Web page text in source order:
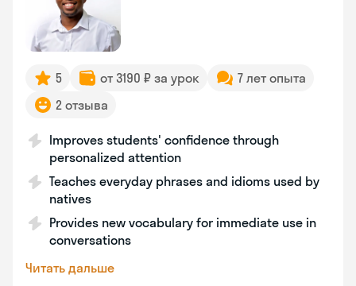
5 от 3190 ₽ за урок
7 лет опыта
2 отзыва
Improves students' confidence through
personalized attention
Teaches everyday phrases and idioms used by
natives
Provides new vocabulary for immediate use in
conversations
Читать дальше